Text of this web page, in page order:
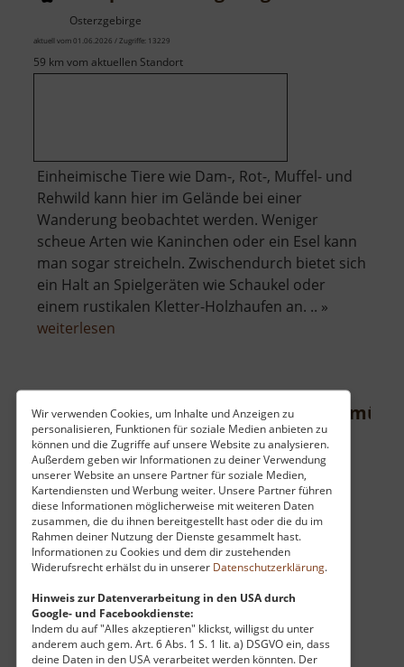
Wir verwenden Cookies, um Inhalte und Anzeigen zu
personalisieren, Funktionen für soziale Medien anbieten zu
können und die Zugriffe auf unsere Website zu analysieren.
Außerdem geben wir Informationen zu deiner Verwendung
unserer Website an unsere Partner für soziale Medien,
Kartendiensten und Werbung weiter. Unsere Partner führen
diese Informationen möglicherweise mit weiteren Daten
zusammen, die du ihnen bereitgestellt hast oder die du im
Rahmen deiner Nutzung der Dienste gesammelt hast.
Informationen zu Cookies und dem dir zustehenden
Widerufsrecht erhälst du in unserer Datenschutzerklärung.
Hinweis zur Datenverarbeitung in den USA durch
Google- und Facebookdienste:
Indem du auf "Alles akzeptieren" klickst, willigst du unter
anderem auch gem. Art. 6 Abs. 1 S. 1 lit. a) DSGVO ein, dass
deine Daten in den USA verarbeitet werden könnten. Der
Osterzgebirge
aktuell vom 01.06.2026 / Zugriffe: 13229
59 km vom aktuellen Standort
Einheimische Tiere wie Dam-, Rot-, Muffel- und
Rehwild kann hier im Gelände bei einer
Wanderung beobachtet werden. Weniger
scheue Arten wie Kaninchen oder ein Esel kann
man sogar streicheln. Zwischendurch bietet sich
ein Halt an Spielgeräten wie Schaukel oder
einem rustikalen Kletter-Holzhaufen an. .. »
weiterlesen
Wildgehege an der
Osterzgebirge
aktuell vom 23.07.2024 / Zugriffe: 5846
27 km vom aktuellen Standort
Die Gegend um die Mondscheinmühle in
Breitenau bei Oederan bietet sich gut für
Wanderungen an. Aber nicht nur die nahe
Hetzdorfer Schweiz laden zum Verweilen ein,